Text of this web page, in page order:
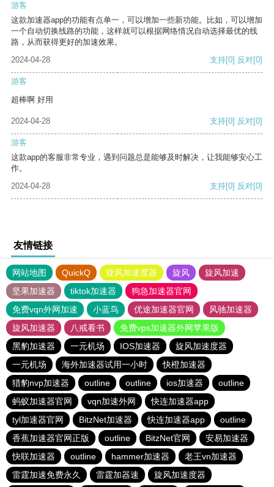
游客
这款加速器app的功能有点单一，可以增加一些新功能。比如，可以增加
一个自动切换线路的功能，这样就可以根据网络情况自动选择最优的线
路，从而获得更好的加速效果。
2024-04-28
支持[0] 反对[0]
游客
超棒啊 好用
2024-04-28 支持[0] 反对[0]
游客
这款app的客服非常专业，遇到问题总是能够及时解决，让我能够安心工
作。
2024-04-28
支持[0] 反对[0]
友情链接
网站地图 QuickQ 旋风加速度器 旋风
旋风加速
坚果加速器
tiktok加速器
狗急加速器官网
免费vqn外网加速
小蓝鸟 优途加速器官网
风驰加速器
旋风加速器
八戒看书
免费vps加速器外网苹果版
黑豹加速器
一元机场 IOS加速器
旋风加速度器
一元机场
海外加速器试用一小时
快橙加速器
猎豹nvp加速器
outline outline ios加速器
outline
蚂蚁加速器官网
vqn加速外网
快连加速器app
tyl加速器官网
BitzNet加速器 快连加速器app
outline
香蕉加速器官网正版
outline BitzNet官网
安易加速器
快联加速器
outline hammer加速器
老王vn加速器
雷霆加速免费永久
雷霆加器速 旋风加速度器